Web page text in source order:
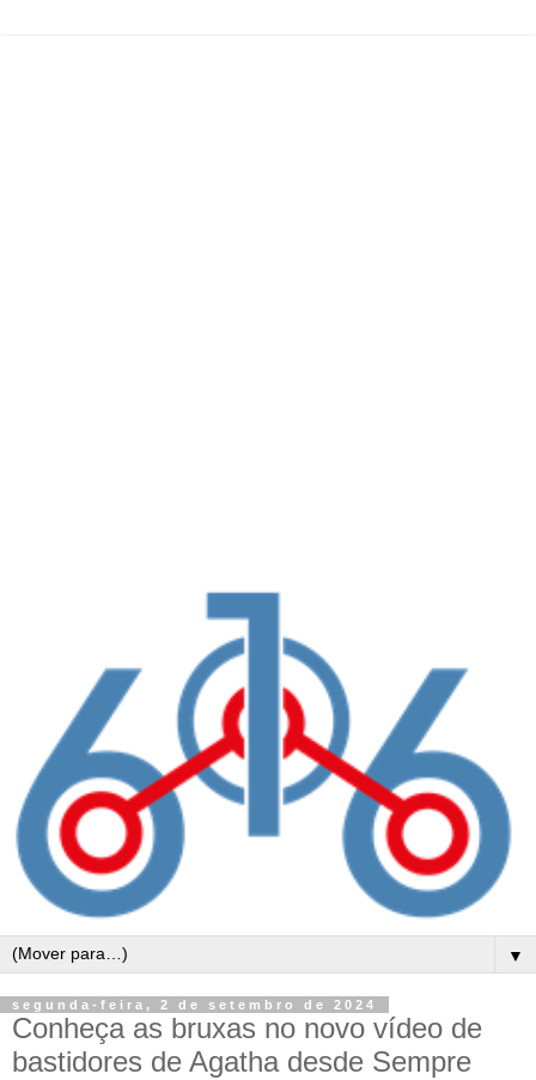
▼
segunda-feira, 2 de setembro de 2024
Conheça as bruxas no novo vídeo de
bastidores de Agatha desde Sempre